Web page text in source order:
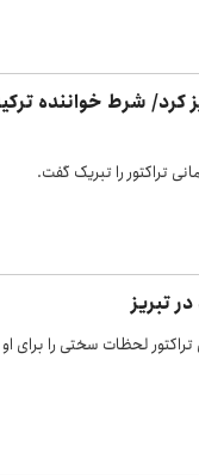
کرد/ شرط خواننده
تراکتور را تبریک گفت.
تبریز
لحظات سختی را برای او